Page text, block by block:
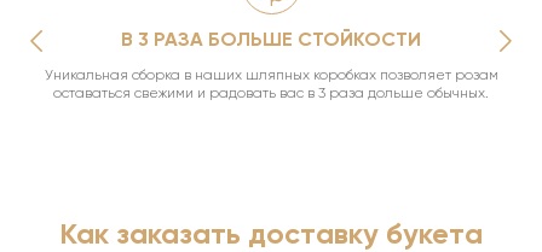
В 3 РАЗА БОЛЬШЕ СТОЙКОСТИ
Уникальная сборка в наших шляпных коробках позволяет розам
оставаться свежими и радовать вас в 3 раза дольше обычных.
Как заказать доставку букета